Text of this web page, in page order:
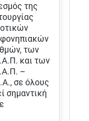
της
των
και των
–
σε όλους
σημαντική